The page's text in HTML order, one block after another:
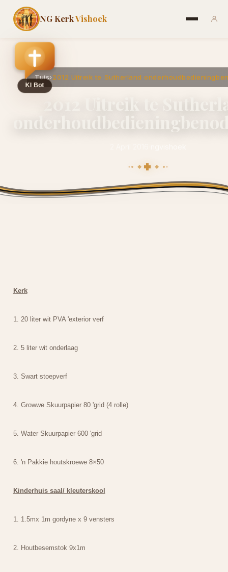
NG KerkVishoek
Tuis›2012 Uitreik te Sutherland
Kerk
1. 20 liter wit PVA 'exterior verf
2. 5 liter wit onderlaag
3. Swart stoepverf
4. Growwe Skuurpapier 80 'grid (4 rolle)
5. Water Skuurpapier 600 'grid
6. 'n Pakkie houtskroewe 8×50
Kinderhuis saal/ kleuterskool
1. 1.5mx 1m gordyne x 9 vensters
2. Houtbesemstok 9x1m